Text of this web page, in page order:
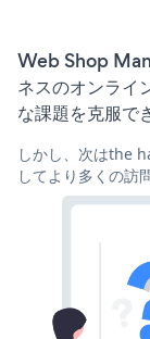
Web Shop
ネスのオンライ
な課題を克服で
しかし、次はthe
してより多くの訪